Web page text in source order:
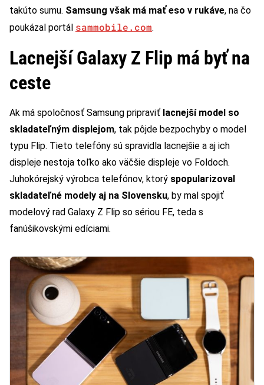
takúto sumu. Samsung však má mať eso v rukáve, na čo
poukázal portál sammobile.com.
Lacnejší Galaxy Z Flip má byť na
ceste
Ak má spoločnosť Samsung pripraviť lacnejší model so
skladateľným displejom, tak pôjde bezpochyby o model
typu Flip. Tieto telefóny sú spravidla lacnejšie a aj ich
displeje nestoja toľko ako väčšie displeje vo Foldoch.
Juhokórejský výrobca telefónov, ktorý spopularizoval
skladateľné modely aj na Slovensku, by mal spojiť
modelový rad Galaxy Z Flip so sériou FE, teda s
fanúšikovskými edíciami.